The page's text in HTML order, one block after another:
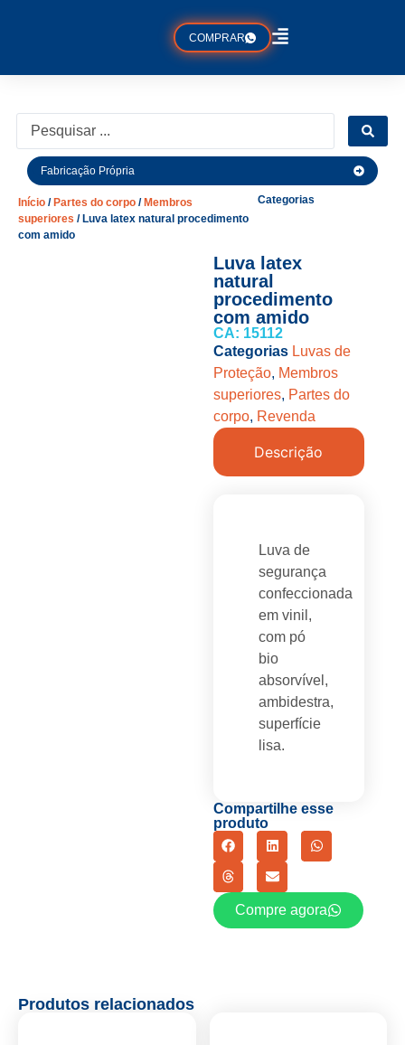
COMPRAR
Fabricação Própria
Início / Partes do corpo / Membros
superiores / Luva latex natural procedimento
com amido
Categorias
Luva latex
natural
procedimento
com amido
CA: 15112
Categorias Luvas de
Proteção, Membros
superiores, Partes do
corpo, Revenda
Descrição
Luva de
segurança
confeccionada
em vinil,
com pó
bio
absorvível,
ambidestra,
superfície
lisa.
Compartilhe esse
produto
Compre agora
Produtos relacionados